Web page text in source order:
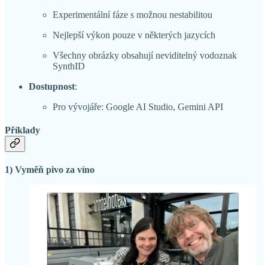
Experimentální fáze s možnou nestabilitou
Nejlepší výkon pouze v některých jazycích
Všechny obrázky obsahují neviditelný vodoznak
SynthID
Dostupnost:
Pro vývojáře: Google AI Studio, Gemini API
Příklady
1) Vyměň pivo za víno